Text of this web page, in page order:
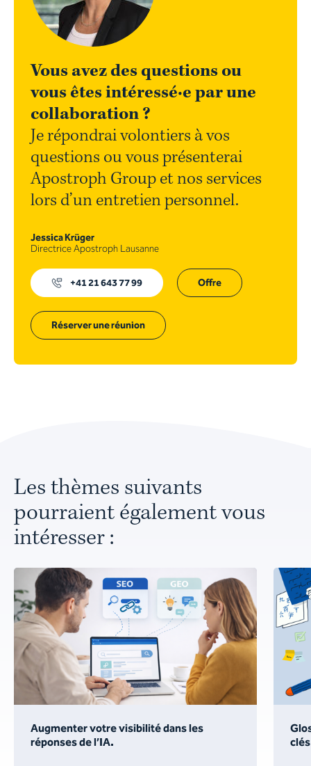
Vous avez des questions ou
vous êtes intéressé·e par une
collaboration ?
Je répondrai volontiers à vos
questions ou vous présenterai
Apostroph Group et nos services
lors d’un entretien personnel.
Jessica Krüger
Directrice Apostroph Lausanne
+41 21 643 77 99 Offre
Réserver une réunion
Les thèmes suivants
pourraient également vous
intéresser :
Augmenter votre visibilité dans les
réponses de l’IA.